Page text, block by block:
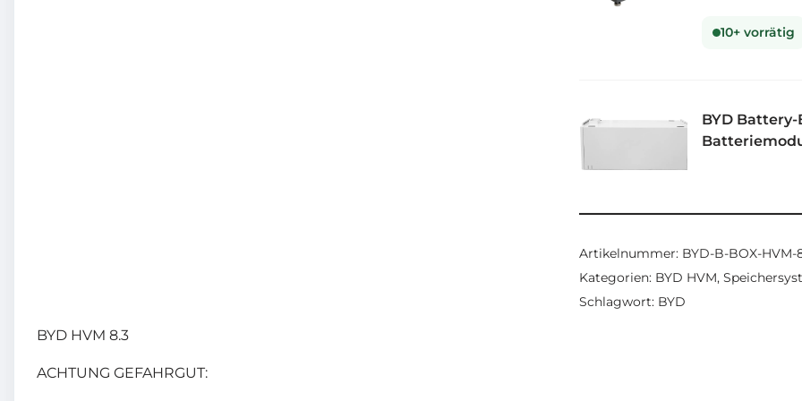
10+ vorrätig
BYD
Artikelnummer: BYD-B-BOX-HVM-
Kategorien: BYD HVM,
Schlagwort: BYD
BYD HVM 8.3
ACHTUNG GEFAHRGUT: